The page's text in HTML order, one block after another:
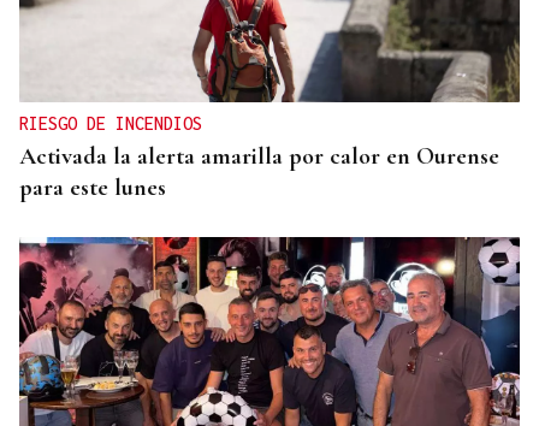
RIESGO DE INCENDIOS
Activada la alerta amarilla por calor en Ourense
para este lunes